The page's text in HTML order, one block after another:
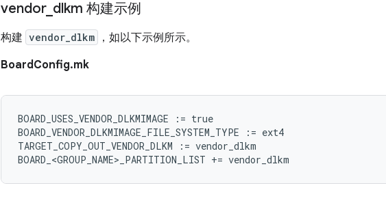
vendor_ dlkm 构建示例
构建 vendor_dlkm
，如以下示例所示。
BoardConfig.mk
BOARD_USES_VENDOR_DLKMIMAGE := true
BOARD_VENDOR_DLKMIMAGE_FILE_SYSTEM_TYPE
:= ext4
TARGET_COPY_OUT_VENDOR_DLKM
:= vendor_dlkm
BOARD_<GROUP_NAME>_PARTITION_LIST += vendor_dlkm